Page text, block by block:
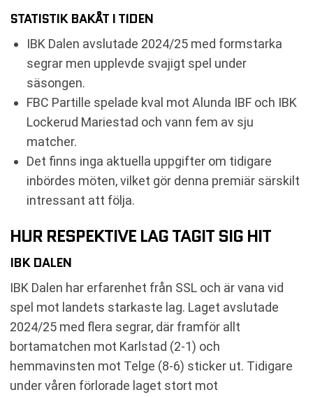
STATISTIK BAKÅT I TIDEN
IBK Dalen avslutade 2024/25 med formstarka
segrar men upplevde svajigt spel under
säsongen.
FBC Partille spelade kval mot Alunda IBF och IBK
Lockerud Mariestad och vann fem av sju
matcher.
Det finns inga aktuella uppgifter om tidigare
inbördes möten, vilket gör denna premiär särskilt
intressant att följa.
HUR RESPEKTIVE LAG TAGIT SIG HIT
IBK DALEN
IBK Dalen har erfarenhet från SSL och är vana vid
spel mot landets starkaste lag. Laget avslutade
2024/25 med flera segrar, där framför allt
bortamatchen mot Karlstad (2-1) och
hemmavinsten mot Telge (8-6) sticker ut. Tidigare
under våren förlorade laget stort mot